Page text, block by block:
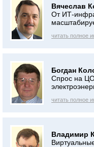
Вячеслав
От ИТ-
читать полное
Богдан
Спрос на
читать полное
Владимир